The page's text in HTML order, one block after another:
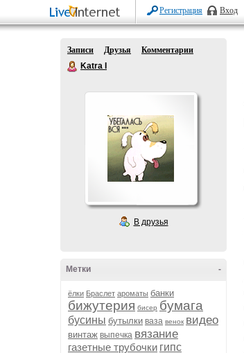
Регистрация Вход
Записи Друзья
Комментарии
Katra I
В друзья
-
Метки
ёлки Браслет ароматы банки
бижутерия бисер бумага
бусины бутылки ваза венок видео
винтаж выпечка вязание
газетные трубочки гипс